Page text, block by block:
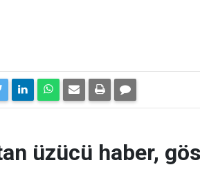
üzücü haber,